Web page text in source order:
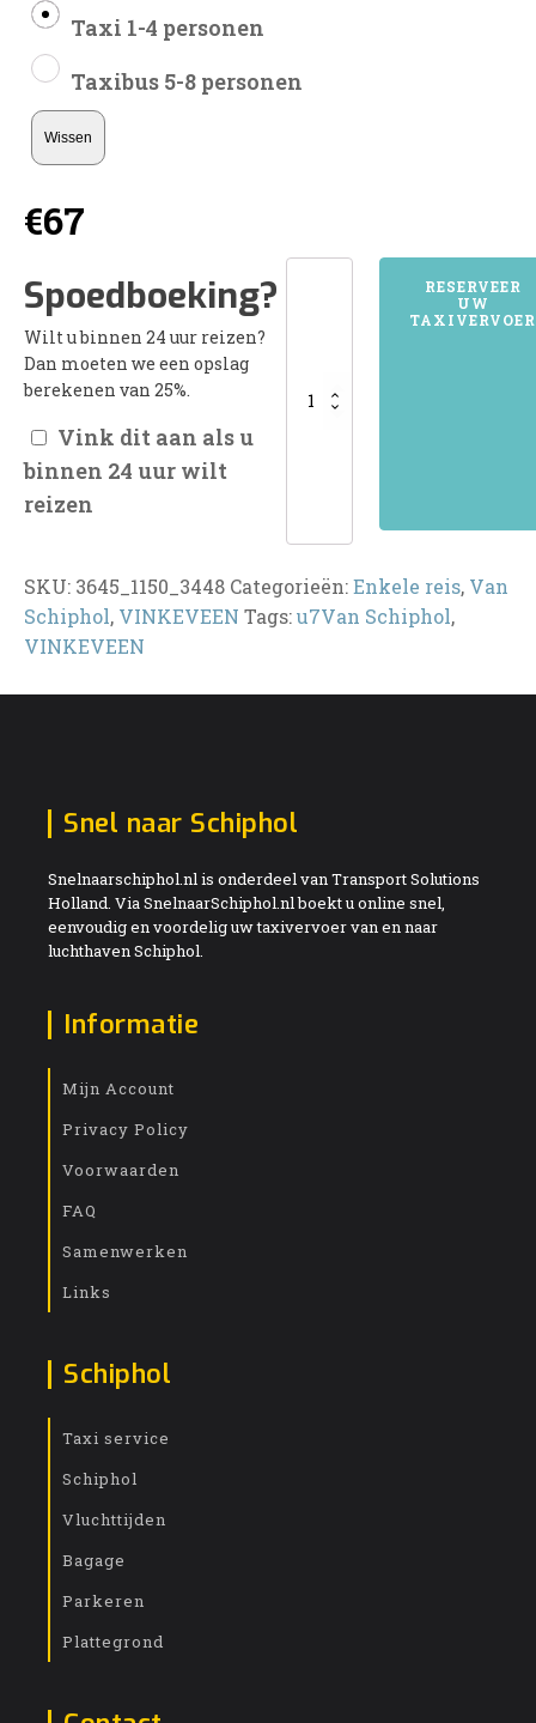
Taxi 1-4 personen
Taxibus 5-8 personen
Wissen
€67
Spoedboeking?
Wilt u binnen 24 uur reizen?
Dan moeten we een opslag
berekenen van 25%.
Vink dit aan als u
binnen 24 uur wilt
reizen
3645VINKEVEENRESERVEER
UW
TAXIVERVOER
SKU: 3645_1150_3448 Categorieën:Enkele reis, Van
Schiphol, VINKEVEEN Tags:u7Van Schiphol,
VINKEVEEN
Snel naar Schiphol
Snelnaarschiphol.nl is onderdeel van Transport Solutions
Holland. Via SnelnaarSchiphol.nl boekt u online snel,
eenvoudig en voordelig uw taxivervoer van en naar
luchthaven Schiphol.
Informatie
Mijn Account
Privacy Policy
Voorwaarden
FAQ
Samenwerken
Links
Schiphol
Taxi service
Schiphol
Vluchttijden
Bagage
Parkeren
Plattegrond